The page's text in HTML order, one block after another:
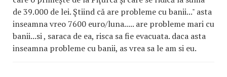
de 39.000 de lei. Ştiind că are probleme cu banii..." asta
inseamna vreo 7600 euro/luna..... are probleme mari cu
banii...si , saraca de ea, risca sa fie evacuata. daca asta
inseamna probleme cu banii, as vrea sa le am si eu.